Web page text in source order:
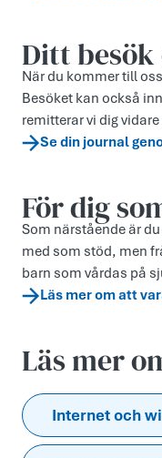
Ditt besök
När du kommer till
Besöket kan också
remitterar vi dig
Se din journal
För dig
Som närstående är
med som stöd, men
barn som vårdas på
Läs mer om att
Läs mer
Internet och